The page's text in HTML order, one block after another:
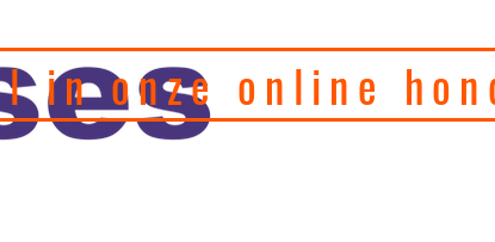
in onze online